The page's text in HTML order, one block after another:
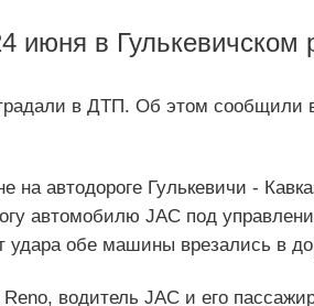
июня в Гулькевичском
в ДТП. Об этом
на автодороге Гулькевичи -
автомобилю JAC под
удара обе машины врезались в
водитель JAC и его